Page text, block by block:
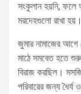
সংকুলান হয়নি, ফলে
মরদেহগুলো রাখা হয়।
জুমার নামাজের
মাঠে সমবেত হতে
বিরাজ করছিল।
পরিবারের জন্য ধৈর্য